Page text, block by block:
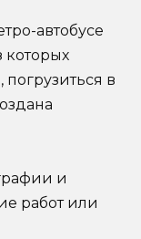
автобусе
которых
в
и
работ или